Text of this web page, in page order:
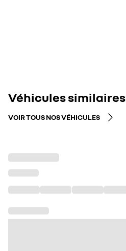
Véhicules similaires
VOIR TOUS NOS VÉHICULES